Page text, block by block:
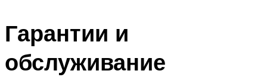
Гарантии и
обслуживание